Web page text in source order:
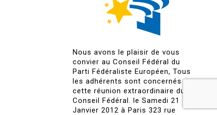
Nous avons le plaisir de vous
convier au Conseil Fédéral du
Parti Fédéraliste Européen, Tous
les adhérents sont concernés par
cette réunion extraordinaire du
Conseil Fédéral. le Samedi 21
Janvier 2012 à Paris 323 rue